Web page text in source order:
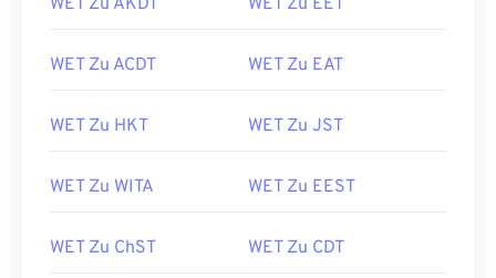
WET Zu AKDT WET Zu EET
WET Zu ACDT WET Zu EAT
WET Zu HKT WET Zu JST
WET Zu WITA WET Zu EEST
WET Zu ChST WET Zu CDT